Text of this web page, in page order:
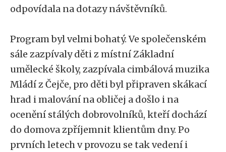
odpovídala na dotazy návštěvníků.
Program byl velmi bohatý. Ve společenském
sále zazpívaly děti z místní Základní
umělecké školy, zazpívala cimbálová muzika
Mládí z Čejče, pro děti byl připraven skákací
hrad i malování na obličej a došlo i na
ocenění stálých dobrovolníků, kteří dochází
do domova zpříjemnit klientům dny. Po
prvních letech v provozu se tak vedení i